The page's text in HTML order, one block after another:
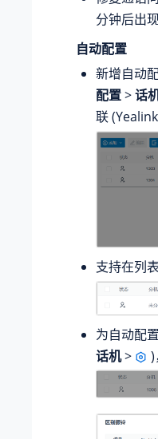
分钟后出
自动配置
新增自动
配置>话
联
支持在列
为自动配
话机> )